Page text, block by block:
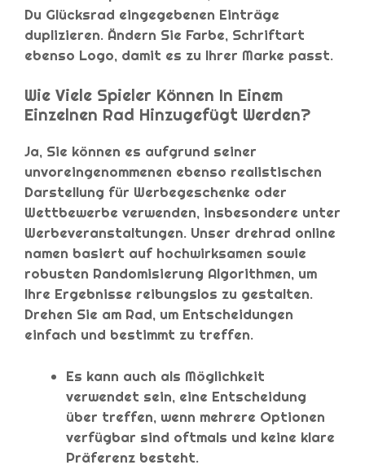
Du Glücksrad eingegebenen Einträge
duplizieren. Ändern Sie Farbe, Schriftart
ebenso Logo, damit es zu Ihrer Marke passt.
Wie Viele Spieler Können In Einem
Einzelnen Rad Hinzugefügt Werden?
Ja, Sie können es aufgrund seiner
unvoreingenommenen ebenso realistischen
Darstellung für Werbegeschenke oder
Wettbewerbe verwenden, insbesondere unter
Werbeveranstaltungen. Unser drehrad online
namen basiert auf hochwirksamen sowie
robusten Randomisierung Algorithmen, um
Ihre Ergebnisse reibungslos zu gestalten.
Drehen Sie am Rad, um Entscheidungen
einfach und bestimmt zu treffen.
Es kann auch als Möglichkeit
verwendet sein, eine Entscheidung
über treffen, wenn mehrere Optionen
verfügbar sind oftmals und keine klare
Präferenz besteht.